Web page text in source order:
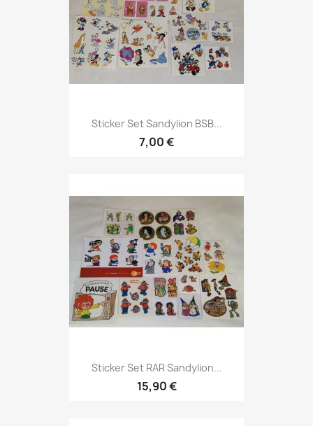
Sticker Set Sandylion BSB...
7,00 €
Sticker Set RAR Sandylion...
15,90 €